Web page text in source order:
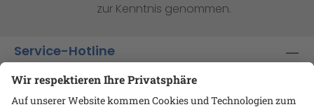
zur Kenntnis genommen.
Service-Hotline
Shop-Service